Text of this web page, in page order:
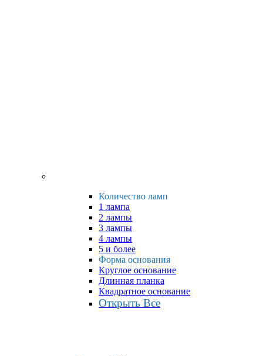
Количество ламп
1 лампа
2 лампы
3 лампы
4 лампы
5 и более
Форма основания
Круглое основание
Длинная планка
Квадратное основание
Открыть Все